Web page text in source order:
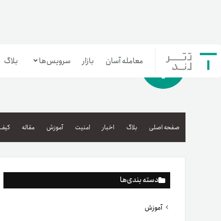
معامله آسان بازار سرویس‌ها
بازار تترلند
سرمایه‌گذاری آسان
بلاگ
صفحه اصلی بلاگ اخبار امنیت آموزش مقاله
دسته بندی‌ها
آموزش